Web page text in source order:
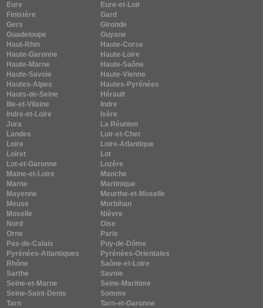
Eure
Eure-et-Loir
Finistère
Gard
Gers
Gironde
Guadeloupe
Guyane
Haut-Rhin
Haute-Corse
Haute-Garonne
Haute-Loire
Haute-Marne
Haute-Saône
Haute-Savoie
Haute-Vienne
Hautes-Alpes
Hautes-Pyrénées
Hauts-de-Seine
Hérault
Ille-et-Vilaine
Indre
Indre-et-Loire
Isère
Jura
La Réunion
Landes
Loir-et-Cher
Loire
Loire-Atlantique
Loiret
Lot
Lot-et-Garonne
Lozère
Maine-et-Loire
Manche
Marne
Martinique
Mayenne
Meurthe-et-Moselle
Meuse
Morbihan
Moselle
Nièvre
Nord
Oise
Orne
Paris
Pas-de-Calais
Puy-de-Dôme
Pyrénées-Atlantiques
Pyrénées-Orientales
Rhône
Saône-et-Loire
Sarthe
Savoie
Seine-et-Marne
Seine-Maritime
Seine-Saint-Denis
Somme
Tarn
Tarn-et-Garonne